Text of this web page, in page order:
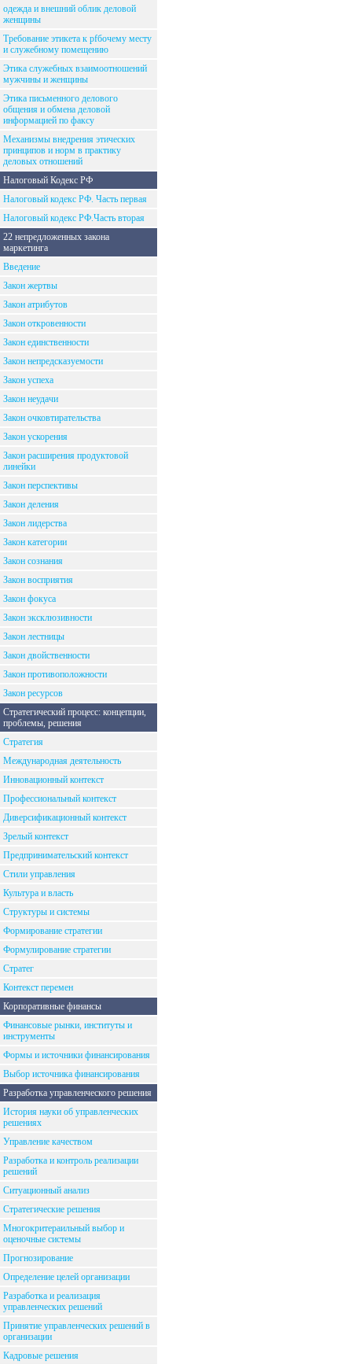
одежда и внешний облик деловой
женщины
Требование этикета к рfбочему месту
и служебному помещению
Этика служебных взаимоотношений
мужчины и женщины
Этика письменного делового
общения и обмена деловой
информацией по факсу
Механизмы внедрения этических
принципов и норм в практику
деловых отношений
Налоговый Кодекс РФ
Налоговый кодекс РФ. Часть первая
Налоговый кодекс РФ.Часть вторая
22 непредложенных закона
маркетинга
Введение
Закон жертвы
Закон атрибутов
Закон откровенности
Закон единственности
Закон непредсказуемости
Закон успеха
Закон неудачи
Закон очковтирательства
Закон ускорения
Закон расширения продуктовой
линейки
Закон перспективы
Закон деления
Закон лидерства
Закон категории
Закон сознания
Закон восприятия
Закон фокуса
Закон эксклюзивности
Закон лестницы
Закон двойственности
Закон противоположности
Закон ресурсов
Стратегический процесс: концепции,
проблемы, решения
Стратегия
Международная деятельность
Инновационный контекст
Профессиональный контекст
Диверсификационный контекст
Зрелый контекст
Предпринимательский контекст
Стили управления
Культура и власть
Структуры и системы
Формирование стратегии
Формулирование стратегии
Стратег
Контекст перемен
Корпоративные финансы
Финансовые рынки, институты и
инструменты
Формы и источники финансирования
Выбор источника финансирования
Разработка управленческого решения
История науки об управленческих
решениях
Управление качеством
Разработка и контроль реализации
решений
Ситуационный анализ
Стратегические решения
Многокритераильный выбор и
оценочные системы
Прогнозирование
Определение целей организации
Разработка и реализация
управленческих решений
Принятие управленческих решений в
организации
Кадровые решения